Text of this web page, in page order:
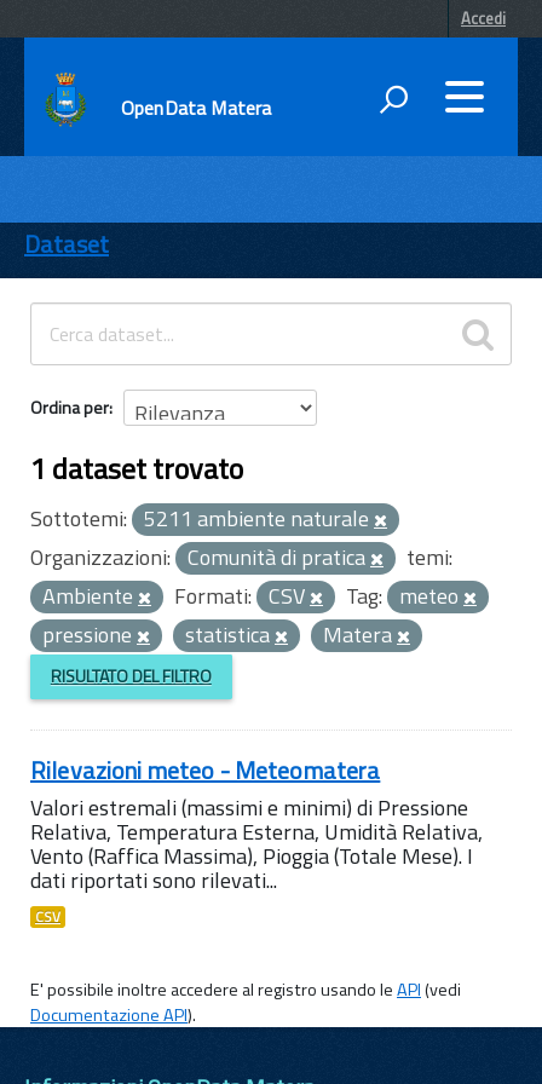
Accedi
OpenData Matera
ENTI
TEMI
INFORMAZIONI
Dataset
Ordina per
1 dataset trovato
Sottotemi: 5211 ambiente naturale
Organizzazioni: Comunità di pratica
temi:
Ambiente
Formati: CSV Tag: meteo
pressione
statistica Matera
RISULTATO DEL FILTRO
Rilevazioni meteo - Meteomatera
Valori estremali (massimi e minimi) di Pressione
Relativa, Temperatura Esterna, Umidità Relativa,
Vento (Raffica Massima), Pioggia (Totale Mese). I
dati riportati sono rilevati...
CSV
E' possibile inoltre accedere al registro usando leAPI(vedi
Documentazione API).